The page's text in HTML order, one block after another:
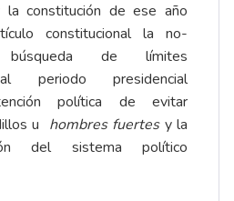
constitución de ese año
constitucional la no-
de límites
periodo presidencial
política de evitar
u hombres fuertesy la
del sistema político